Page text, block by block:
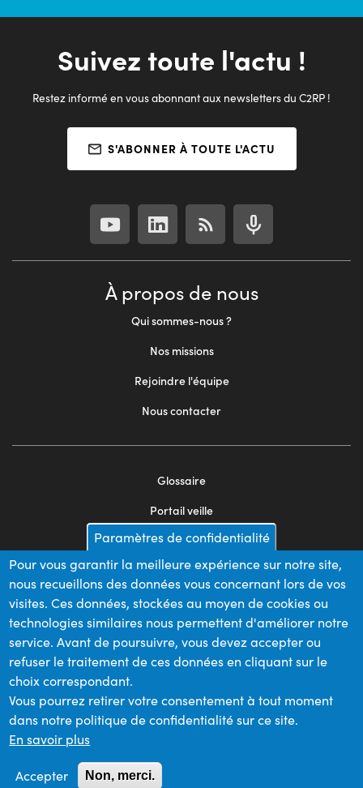
Suivez toute l'actu !
Restez informé en vous abonnant aux newsletters du C2RP !
S'ABONNER À TOUTE L'ACTU
À propos de nous
Qui sommes-nous ?
Nos missions
Rejoindre l'équipe
Nous contacter
2
Glossaire
Portail veille
Mentions légales
Appels d'offres
Plan du site
Nos financeurs
Membre du
Paramètres de confidentialité
Pour vous garantir la meilleure expérience sur notre site,
nous recueillons des données vous concernant lors de vos
visites. Ces données, stockées au moyen de cookies ou
technologies similaires nous permettent d'améliorer notre
service. Avant de poursuivre, vous devez accepter ou
refuser le traitement de ces données en cliquant sur le
choix correspondant.
Vous pourrez retirer votre consentement à tout moment
dans notre politique de confidentialité sur ce site.
En savoir plus
Accepter Non, merci.